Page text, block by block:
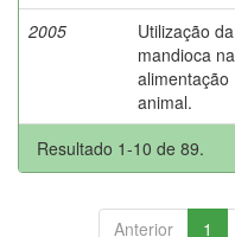
2005
Utilização da
mandioca na
alimentação
animal.
Resultado 1-10 de 89.
Anterior 1